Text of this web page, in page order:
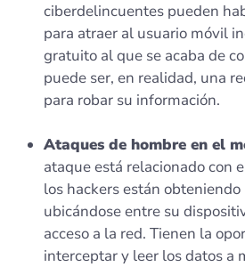
ciberdelincuentes pueden
para atraer al usuario móvil
gratuito al que se acaba de
puede ser, en realidad, una
para robar su información.
Ataques de hombre en el
ataque está relacionado con
los hackers están obteniendo
ubicándose entre su
acceso a la red. Tienen la
interceptar y leer los datos a